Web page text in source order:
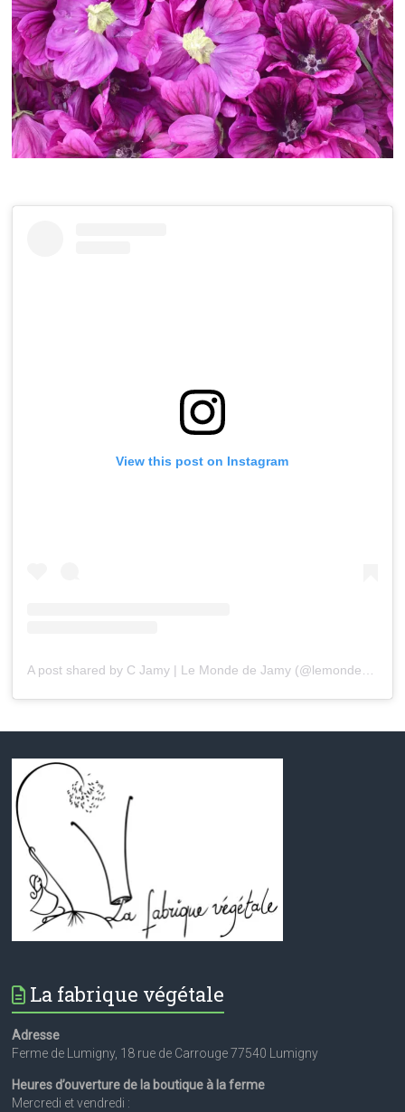
View this post on Instagram
A post shared by C Jamy | Le Monde de Jamy (@lemondedejamy)
La fabrique végétale
Adresse
Ferme de Lumigny, 18 rue de Carrouge 77540 Lumigny
Heures d’ouverture de la boutique à la ferme
Mercredi et vendredi :